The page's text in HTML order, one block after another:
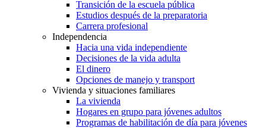
Transición de la escuela pública
Estudios después de la preparatoria
Carrera profesional
Independencia
Hacia una vida independiente
Decisiones de la vida adulta
El dinero
Opciones de manejo y transport
Vivienda y situaciones familiares
La vivienda
Hogares en grupo para jóvenes adultos
Programas de habilitación de día para jóvenes